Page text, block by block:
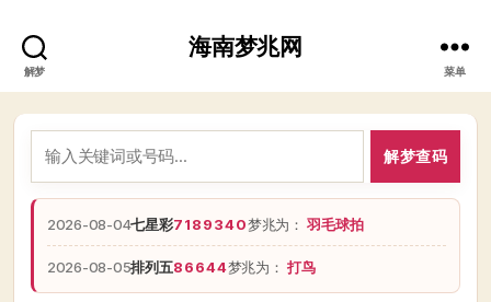
解梦
海南梦兆网
菜单
解梦查码
2026-08-04七星彩7189340梦兆为：羽毛球拍
2026-08-05排列五86644梦兆为：打鸟